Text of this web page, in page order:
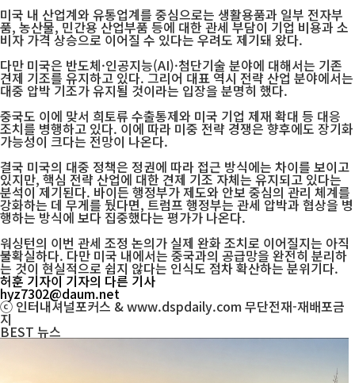
미국 내 산업계와 유통업계를 중심으로는 생활용품과 일부 전자부
품, 농산물, 민간용 산업부품 등에 대한 관세 부담이 기업 비용과 소
비자 가격 상승으로 이어질 수 있다는 우려도 제기돼 왔다.
다만 미국은 반도체·인공지능(AI)·첨단기술 분야에 대해서는 기존
견제 기조를 유지하고 있다. 그리어 대표 역시 전략 산업 분야에서는
대중 압박 기조가 유지될 것이라는 입장을 분명히 했다.
중국도 이에 맞서 희토류 수출통제와 미국 기업 제재 확대 등 대응
조치를 병행하고 있다. 이에 따라 미중 전략 경쟁은 향후에도 장기화
가능성이 크다는 전망이 나온다.
결국 미국의 대중 정책은 정권에 따라 접근 방식에는 차이를 보이고
있지만, 핵심 전략 산업에 대한 견제 기조 자체는 유지되고 있다는
분석이 제기된다. 바이든 행정부가 제도와 안보 중심의 관리 체계를
강화하는 데 무게를 뒀다면, 트럼프 행정부는 관세 압박과 협상을 병
행하는 방식에 보다 집중했다는 평가가 나온다.
워싱턴의 이번 관세 조정 논의가 실제 완화 조치로 이어질지는 아직
불확실하다. 다만 미국 내에서는 중국과의 공급망을 완전히 분리하
는 것이 현실적으로 쉽지 않다는 인식도 점차 확산하는 분위기다.
허훈 기자이 기자의 다른 기사
hyz7302@daum.net
ⓒ 인터내셔널포커스 & www.dspdaily.com 무단전재-재배포금
지
BEST 뉴스